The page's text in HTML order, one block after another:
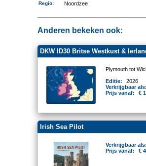
Regio: Noordzee
Anderen bekeken ook:
DKW ID30 Britse Westkust &
Plymouth tot
Editie:
2026
Verkrijgbaar
Prijs vanaf:
€
Irish Sea Pilot
Verkrijgbaar
Prijs vanaf:
€